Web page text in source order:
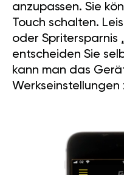
anzupassen. Sie
Touch schalten.
oder Spritersparnis
entscheiden Sie
kann man das
Werkseinstellungen